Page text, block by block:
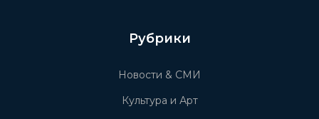
Рубрики
Новости & СМИ
Культура и Арт